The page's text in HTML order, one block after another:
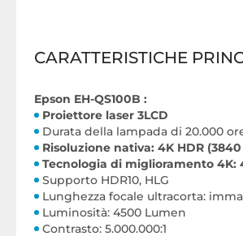
CARATTERISTICHE
Epson EH-QS100B :
Proiettore laser 3LCD
Durata della lampada di 20.000
Risoluzione nativa: 4K HDR (3840
Tecnologia di miglioramento 4K:
Supporto HDR10, HLG
Lunghezza focale ultracorta:
Luminosità: 4500 Lumen
Contrasto: 5.000.000:1